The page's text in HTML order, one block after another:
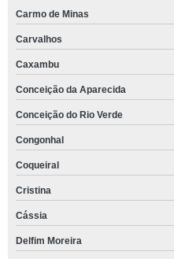
Carmo de Minas
Carvalhos
Caxambu
Conceição da Aparecida
Conceição do Rio Verde
Congonhal
Coqueiral
Cristina
Cássia
Delfim Moreira